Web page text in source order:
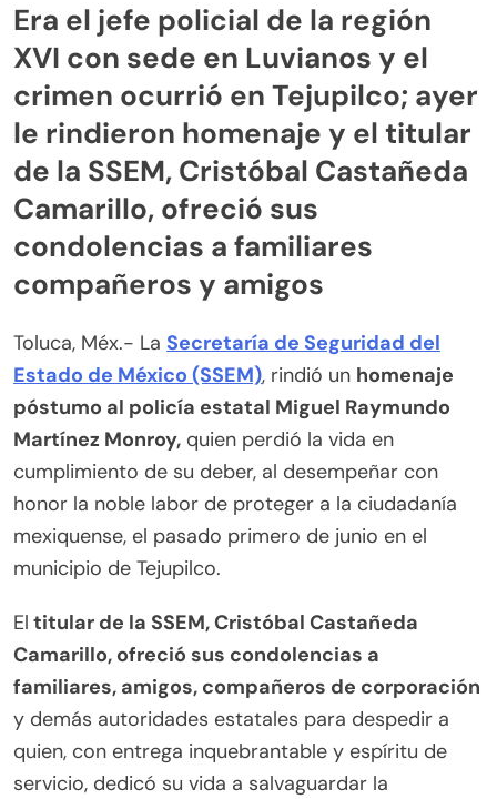
Era el jefe policial de la región
XVI con sede en Luvianos y el
crimen ocurrió en Tejupilco; ayer
le rindieron homenaje y el titular
de la SSEM, Cristóbal Castañeda
Camarillo, ofreció sus
condolencias a familiares
compañeros y amigos
Toluca, Méx.- La Secretaría de Seguridad del
Estado de México (SSEM), rindió un homenaje
póstumo al policía estatal Miguel Raymundo
Martínez Monroy, quien perdió la vida en
cumplimiento de su deber, al desempeñar con
honor la noble labor de proteger a la ciudadanía
mexiquense, el pasado primero de junio en el
municipio de Tejupilco.
El titular de la SSEM, Cristóbal Castañeda
Camarillo, ofreció sus condolencias a
familiares, amigos, compañeros de corporación
y demás autoridades estatales para despedir a
quien, con entrega inquebrantable y espíritu de
servicio, dedicó su vida a salvaguardar la